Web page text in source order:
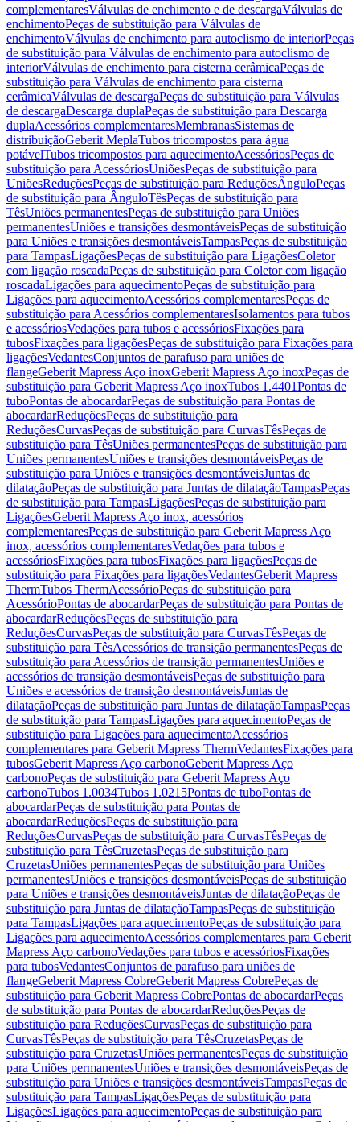
complementaresVálvulas de enchimento e de descargaVálvulas de
enchimentoPeças de substituição para Válvulas de
enchimentoVálvulas de enchimento para autoclismo de interiorPeças
de substituição para Válvulas de enchimento para autoclismo de
interiorVálvulas de enchimento para cisterna cerâmicaPeças de
substituição para Válvulas de enchimento para cisterna
cerâmicaVálvulas de descargaPeças de substituição para Válvulas
de descargaDescarga duplaPeças de substituição para Descarga
duplaAcessórios complementaresMembranasSistemas de
distribuiçãoGeberit MeplaTubos tricompostos para água
potávelTubos tricompostos para aquecimentoAcessóriosPeças de
substituição para AcessóriosUniõesPeças de substituição para
UniõesReduçõesPeças de substituição para ReduçõesÂnguloPeças
de substituição para ÂnguloTêsPeças de substituição para
TêsUniões permanentesPeças de substituição para Uniões
permanentesUniões e transições desmontáveisPeças de substituição
para Uniões e transições desmontáveisTampasPeças de substituição
para TampasLigaçõesPeças de substituição para LigaçõesColetor
com ligação roscadaPeças de substituição para Coletor com ligação
roscadaLigações para aquecimentoPeças de substituição para
Ligações para aquecimentoAcessórios complementaresPeças de
substituição para Acessórios complementaresIsolamentos para tubos
e acessóriosVedações para tubos e acessóriosFixações para
tubosFixações para ligaçõesPeças de substituição para Fixações para
ligaçõesVedantesConjuntos de parafuso para uniões de
flangeGeberit Mapress Aço inoxGeberit Mapress Aço inoxPeças de
substituição para Geberit Mapress Aço inoxTubos 1.4401Pontas de
tuboPontas de abocardarPeças de substituição para Pontas de
abocardarReduçõesPeças de substituição para
ReduçõesCurvasPeças de substituição para CurvasTêsPeças de
substituição para TêsUniões permanentesPeças de substituição para
Uniões permanentesUniões e transições desmontáveisPeças de
substituição para Uniões e transições desmontáveisJuntas de
dilataçãoPeças de substituição para Juntas de dilataçãoTampasPeças
de substituição para TampasLigaçõesPeças de substituição para
LigaçõesGeberit Mapress Aço inox, acessórios
complementaresPeças de substituição para Geberit Mapress Aço
inox, acessórios complementaresVedações para tubos e
acessóriosFixações para tubosFixações para ligaçõesPeças de
substituição para Fixações para ligaçõesVedantesGeberit Mapress
ThermTubos ThermAcessórioPeças de substituição para
AcessórioPontas de abocardarPeças de substituição para Pontas de
abocardarReduçõesPeças de substituição para
ReduçõesCurvasPeças de substituição para CurvasTêsPeças de
substituição para TêsAcessórios de transição permanentesPeças de
substituição para Acessórios de transição permanentesUniões e
acessórios de transição desmontáveisPeças de substituição para
Uniões e acessórios de transição desmontáveisJuntas de
dilataçãoPeças de substituição para Juntas de dilataçãoTampasPeças
de substituição para TampasLigações para aquecimentoPeças de
substituição para Ligações para aquecimentoAcessórios
complementares para Geberit Mapress ThermVedantesFixações para
tubosGeberit Mapress Aço carbonoGeberit Mapress Aço
carbonoPeças de substituição para Geberit Mapress Aço
carbonoTubos 1.0034Tubos 1.0215Pontas de tuboPontas de
abocardarPeças de substituição para Pontas de
abocardarReduçõesPeças de substituição para
ReduçõesCurvasPeças de substituição para CurvasTêsPeças de
substituição para TêsCruzetasPeças de substituição para
CruzetasUniões permanentesPeças de substituição para Uniões
permanentesUniões e transições desmontáveisPeças de substituição
para Uniões e transições desmontáveisJuntas de dilataçãoPeças de
substituição para Juntas de dilataçãoTampasPeças de substituição
para TampasLigações para aquecimentoPeças de substituição para
Ligações para aquecimentoAcessórios complementares para Geberit
Mapress Aço carbonoVedações para tubos e acessóriosFixações
para tubosVedantesConjuntos de parafuso para uniões de
flangeGeberit Mapress CobreGeberit Mapress CobrePeças de
substituição para Geberit Mapress CobrePontas de abocardarPeças
de substituição para Pontas de abocardarReduçõesPeças de
substituição para ReduçõesCurvasPeças de substituição para
CurvasTêsPeças de substituição para TêsCruzetasPeças de
substituição para CruzetasUniões permanentesPeças de substituição
para Uniões permanentesUniões e transições desmontáveisPeças de
substituição para Uniões e transições desmontáveisTampasPeças de
substituição para TampasLigaçõesPeças de substituição para
LigaçõesLigações para aquecimentoPeças de substituição para